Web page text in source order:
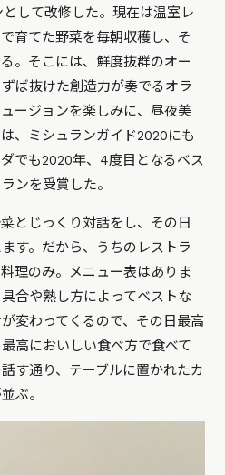
して改修した。現在は温室レ
育てた野菜を毎朝収穫し、そ
。そこには、鮮度抜群のオー
ば抜けた創造力が奏でるオラ
ージョンを楽しみに、昼夜美
、ミシュランガイド2020にも
でも2020年、4度目となるベス
ンを受賞した。
とじっくり対話をし、その日
す。だから、うちのレストラ
理のみ。メニュー表はありま
合や熟し方によってベストな
変わってくるので、その日最高
高においしい食べ方で食べて
す通り、テーブルに置かれたカ
ぶ。